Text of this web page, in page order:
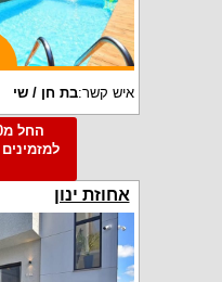
איש קשר:בת חן / שי
אחוזת ינון